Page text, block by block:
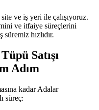
ve iş yeri ile çalışıyoruz.
ve itfaiye süreçlerini
hızlıdır.
Satışı
Adım
kadar Adalar
süreç: